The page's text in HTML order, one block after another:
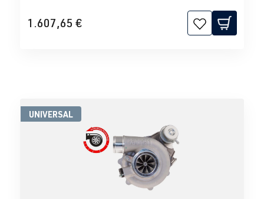
1.607,65 €
UNIVERSAL